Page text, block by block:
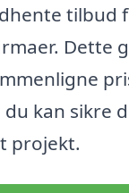
tilbud
Dette
kan sikre
projekt.